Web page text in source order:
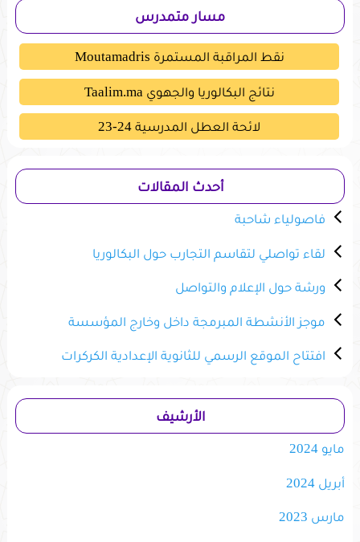
مسار متمدرس
نقط المراقبة المستمرة Moutamadris
نتائج البكالوريا والجهوي Taalim.ma
لائحة العطل المدرسية 24-23
أحدث المقالات
فاصولياء شاحبة
لقاء تواصلي لتقاسم التجارب حول البكالوريا
ورشة حول الإعلام والتواصل
موجز الأنشطة المبرمجة داخل وخارج المؤسسة
افتتاح الموقع الرسمي للثانوية الإعدادية الكركرات
الأرشيف
مايو 2024
أبريل 2024
مارس 2023